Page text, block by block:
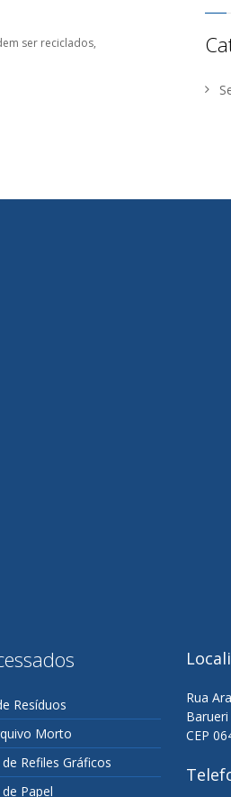
ser reciclados
Resíduos
Morto
Refiles Gráficos
Papel
Rua
Barueri
CEP